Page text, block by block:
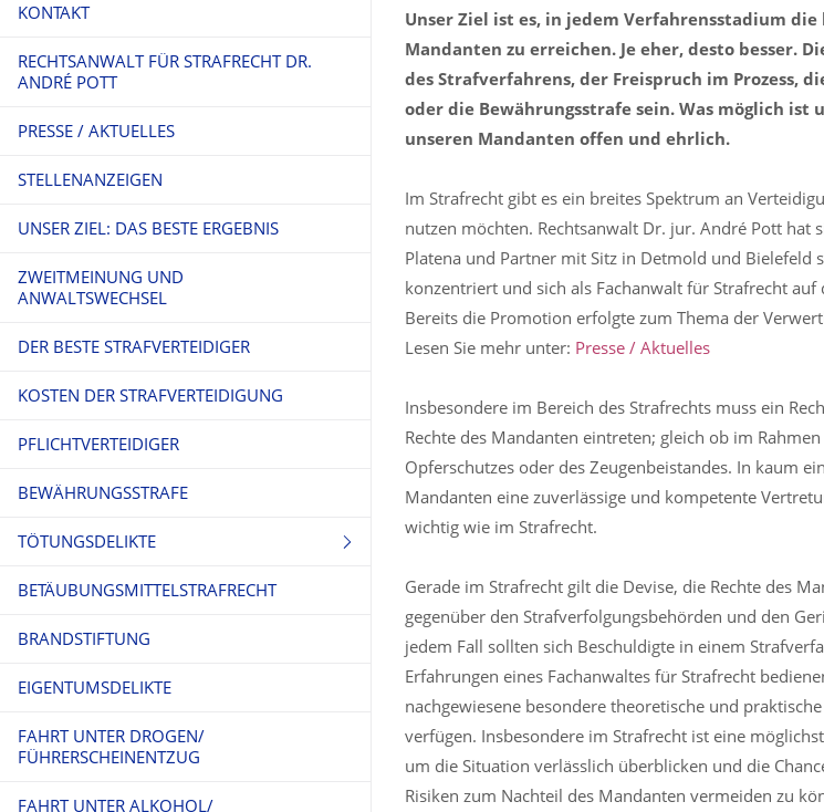
KONTAKT
RECHTSANWALT FÜR STRAFRECHT DR.
ANDRÉ POTT
PRESSE / AKTUELLES
STELLENANZEIGEN
UNSER ZIEL: DAS BESTE ERGEBNIS
ZWEITMEINUNG UND
ANWALTSWECHSEL
DER BESTE STRAFVERTEIDIGER
KOSTEN DER STRAFVERTEIDIGUNG
PFLICHTVERTEIDIGER
BEWÄHRUNGSSTRAFE
TÖTUNGSDELIKTE
TOTSCHLAG
MORD
BETÄUBUNGSMITTELSTRAFRECHT
BRANDSTIFTUNG
EIGENTUMSDELIKTE
FAHRT UNTER DROGEN/
FÜHRERSCHEINENTZUG
FAHRT UNTER ALKOHOL/
Unser Ziel ist es, in jedem Verfahrensstadium
Mandanten zu erreichen. Je eher, desto besser.
des Strafverfahrens, der Freispruch im Prozess,
oder die Bewährungsstrafe sein. Was möglich
unseren Mandanten offen und ehrlich.
Im Strafrecht gibt es ein breites Spektrum an
nutzen möchten. Rechtsanwalt Dr. jur. André Pott hat
Platena und Partner mit Sitz in Detmold und Bielefeld
konzentriert und sich als Fachanwalt für Strafrecht
Bereits die Promotion erfolgte zum Thema der
Lesen Sie mehr unter: Presse / Aktuelles
Insbesondere im Bereich des Strafrechts muss ein
Rechte des Mandanten eintreten; gleich ob im
Opferschutzes oder des Zeugenbeistandes. In kaum
Mandanten eine zuverlässige und kompetente
wichtig wie im Strafrecht.
Gerade im Strafrecht gilt die Devise, die Rechte des
gegenüber den Strafverfolgungsbehörden und den
jedem Fall sollten sich Beschuldigte in einem
Erfahrungen eines Fachanwaltes für Strafrecht
nachgewiesene besondere theoretische und
verfügen. Insbesondere im Strafrecht ist eine
um die Situation verlässlich überblicken und die
Risiken zum Nachteil des Mandanten vermeiden zu